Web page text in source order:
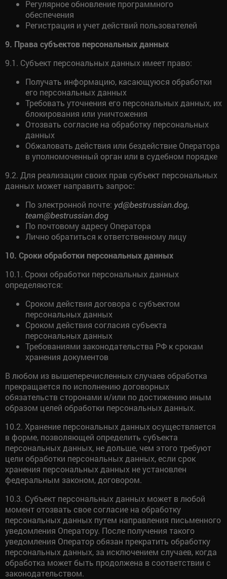
Регулярное обновление программного
обеспечения
Регистрация и учет действий пользователей
9. Права субъектов персональных данных
9.1. Субъект персональных данных имеет право:
Получать информацию, касающуюся обработки
его персональных данных
Требовать уточнения его персональных данных, их
блокирования или уничтожения
Отозвать согласие на обработку персональных
данных
Обжаловать действия или бездействие Оператора
в уполномоченный орган или в судебном порядке
9.2. Для реализации своих прав субъект персональных
данных может направить запрос:
По электронной почте: yd@bestrussian.dog,
team@bestrussian.dog
По почтовому адресу Оператора
Лично обратиться к ответственному лицу
10. Сроки обработки персональных данных
10.1. Сроки обработки персональных данных
определяются:
Сроком действия договора с субъектом
персональных данных
Сроком действия согласия субъекта
персональных данных
Требованиями законодательства РФ к срокам
хранения документов
В любом из вышеперечисленных случаев обработка
прекращается по исполнению договорных
обязательств сторонами и/или по достижению иным
образом целей обработки персональных данных.
10.2. Хранение персональных данных осуществляется
в форме, позволяющей определить субъекта
персональных данных, не дольше, чем этого требуют
цели обработки персональных данных, если срок
хранения персональных данных не установлен
федеральным законом, договором.
10.3. Субъект персональных данных может в любой
момент отозвать свое согласие на обработку
персональных данных путем направления письменного
уведомления Оператору. После получения такого
уведомления Оператор обязан прекратить обработку
персональных данных, за исключением случаев, когда
обработка может быть продолжена в соответствии с
законодательством.